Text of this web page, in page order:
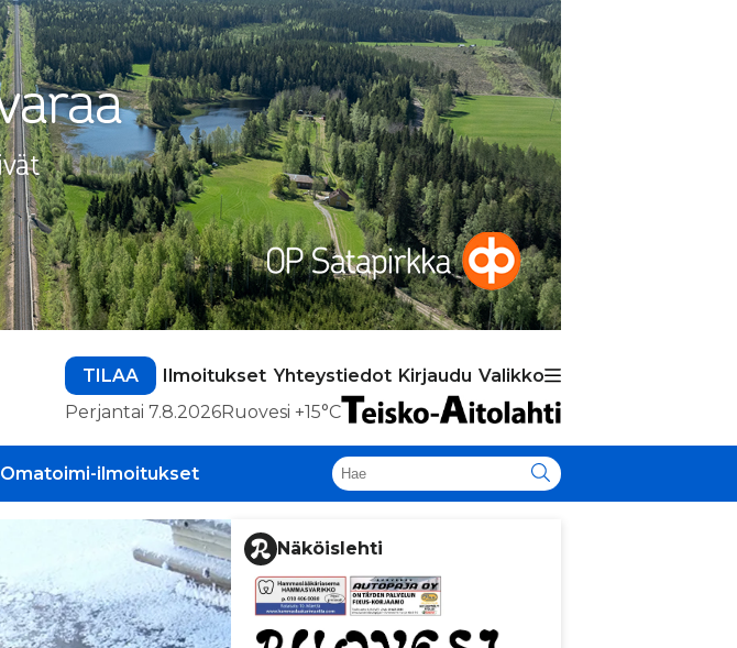
TILAA Ilmoitukset Yhteystiedot Kirjaudu Valikko
Perjantai 7.8.2026Ruovesi +15°C
Omatoimi-ilmoitukset
Näköislehti